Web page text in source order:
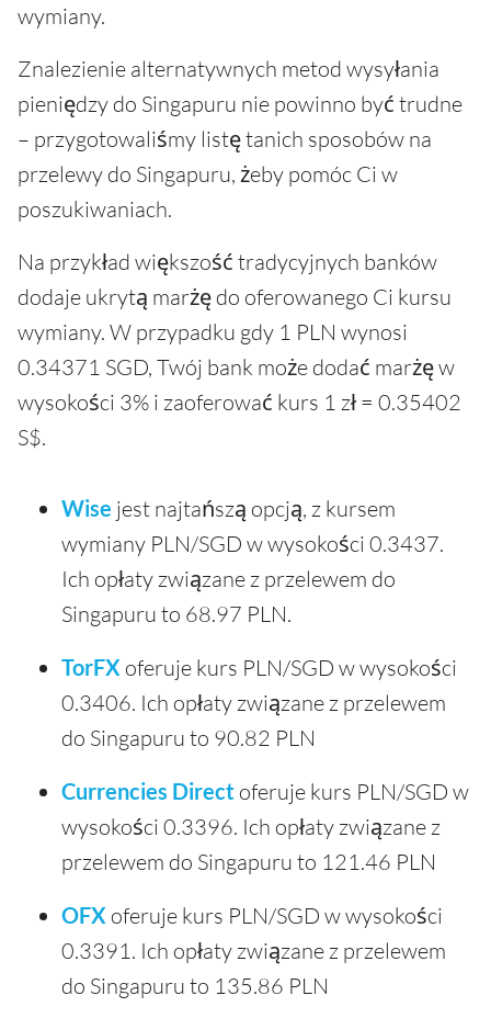
wymiany.
Znalezienie alternatywnych metod wysyłania
pieniędzy do Singapuru nie powinno być trudne
– przygotowaliśmy listę tanich sposobów na
przelewy do Singapuru, żeby pomóc Ci w
poszukiwaniach.
Na przykład większość tradycyjnych banków
dodaje ukrytą marżę do oferowanego Ci kursu
wymiany. W przypadku gdy 1 PLN wynosi
0.34371 SGD, Twój bank może dodać marżę w
wysokości 3% i zaoferować kurs 1 zł = 0.35402
S$.
Wise jest najtańszą opcją, z kursem
wymiany PLN/SGD w wysokości 0.3437.
Ich opłaty związane z przelewem do
Singapuru to 68.97 PLN.
TorFX oferuje kurs PLN/SGD w wysokości
0.3406. Ich opłaty związane z przelewem
do Singapuru to 90.82 PLN
Currencies Direct oferuje kurs PLN/SGD w
wysokości 0.3396. Ich opłaty związane z
przelewem do Singapuru to 121.46 PLN
OFX oferuje kurs PLN/SGD w wysokości
0.3391. Ich opłaty związane z przelewem
do Singapuru to 135.86 PLN